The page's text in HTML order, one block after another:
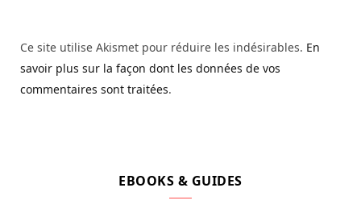
Ce site utilise Akismet pour réduire les indésirables. En
savoir plus sur la façon dont les données de vos
commentaires sont traitées.
EBOOKS & GUIDES